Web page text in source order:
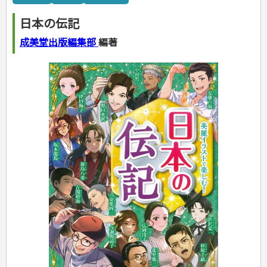
ジュニアスポーツ
その他スポーツ
園芸・野菜づくり
雑学
ゲーム・マジック
家相・風水・占い
音楽・楽器
趣味・鑑賞・カメラ
俳句・詩・ことば
辞典
語学・旅行会話
運転免許
原付・二輪
その他免許
各国料理
お弁当
健康メニュー・ダイエット
調理器具クッキング
お菓子・ケーキ・パン
飲み物・お酒
ソーイング
クラフト
インテリア・ハウジング
収納・掃除・暮らし
美容・ファッション
ダイエット・エクササイズ
メイク・ネイル・ヘア
着物・着つけ
冠婚葬祭・手紙・ペン字
冠婚葬祭・スピーチ・マナー
手紙・ペン字
妊娠・出産・育児
妊娠・出産・育児
離乳食・幼児食・こどもレシピ
家庭医学・健康
ツボ・マッサージ
家庭医学・病気
健康知識
生活習慣病
看護・介護
看護一般
介護一般
保育・教育
パネルシアター
こどもの本
児童一般
おりがみ・あやとり
なぞなぞ・ゲーム
占い・心理ゲーム
のりもの・ずかん
読み物・絵本
音と光のでる絵本
学参・ドリル
夏休みドリル
総復習ドリル
学習・地図
自由研究・読書感想文
えんぴつちょう
就職活動
就職活動
公務員試験
資格試験
検定試験・資格試験
英語検定・TOEIC
漢字検定・数学検定
簿記検定
看護・薬学
ケアマネジャー
介護・社会福祉士
保育士
司法書士・社労士
行政書士・宅建
衛生管理・運行管理
建築・土木
電気・危険物
調理師
スキル・キャリアアップ
ビジネス
経営・経済・法律
マネー・株・資産
ビジネス・法律
簿記・経理・税金・保険
その他ビジネス
自己啓発
自己啓発
ビジネス読み物
旅行・歴史
国内・海外旅行
国外旅行
国内旅行
散歩・グルメ
地理・歴史
地理・地図
歴史
成美文庫
その他文庫
ダイアリー
ダイアリー
プラチナダイアリー プレステージ
日本の伝記
成美堂出版編集部編著